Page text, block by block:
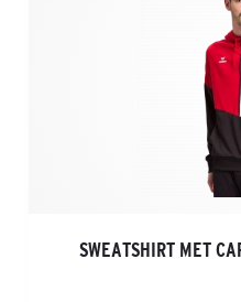
SWEATSHIRT MET